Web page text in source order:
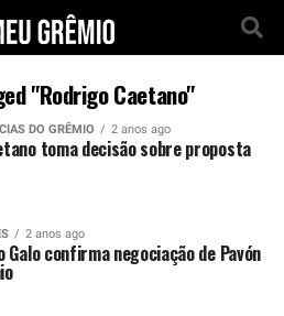
"Rodrigo Caetano"
DO GRÊMIO 2 anos ago
toma decisão sobre proposta
2 anos ago
Galo confirma negociação de Pavón